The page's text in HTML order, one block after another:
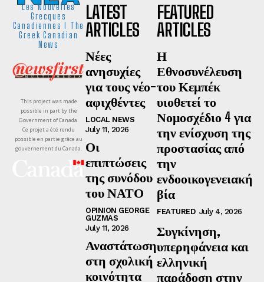
Les Nouvelles
Grecques
Canadiennes I The
Greek Canadian
News
This project was made
possible in part by the
Government of Canada.
Ce projet a été rendu
possible en partie grâce au
gouvernement du Canada.
LATEST
ARTICLES
Νέες
ανησυχίες
για τους νέο-
αφιχθέντες
LOCAL NEWS
July 11, 2026
Οι
επιπτώσεις
της συνόδου
του ΝΑΤΟ
OPINION GEORGE
GUZMAS
July 11, 2026
Αναστάτωση
στη σχολική
κοινότητα
FEATURED
ARTICLES
Η
Εθνοσυνέλευση
του Κεμπέκ
υιοθετεί το
Νομοσχέδιο 4 για
την ενίσχυση της
προστασίας από
την
ενδοοικογενειακή
βία
FEATURED July 4, 2026
Συγκίνηση,
υπερηφάνεια και
ελληνική
παράδοση στην